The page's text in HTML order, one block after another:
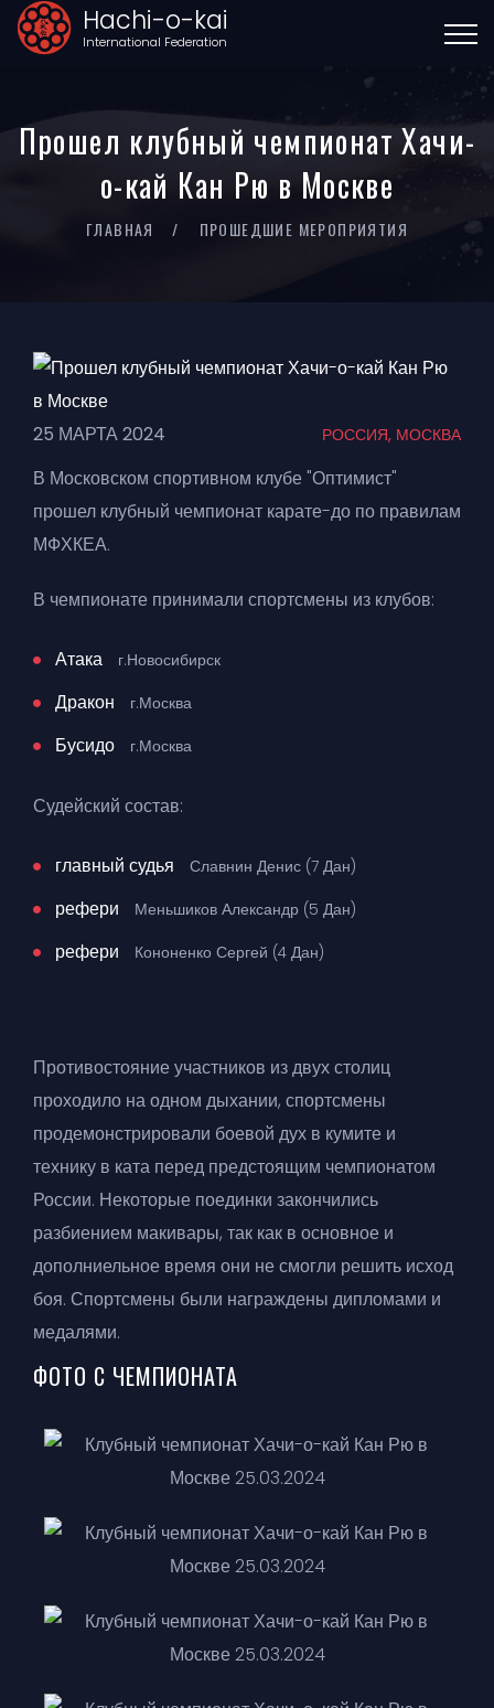
Hachi-o-kai
International Federation
Прошел клубный чемпионат Хачи-
о-кай Кан Рю в Москве
ГЛАВНАЯ ПРОШЕДШИЕ МЕРОПРИЯТИЯ
25 МАРТА 2024 РОССИЯ, МОСКВА
В Московском спортивном клубе "Оптимист"
прошел клубный чемпионат карате-до по правилам
МФХКЕА.
В чемпионате принимали спортсмены из клубов:
Атака г.Новосибирск
Дракон г.Москва
Бусидо г.Москва
Судейский состав:
главный судья Славнин Денис (7 Дан)
рефери Меньшиков Александр (5 Дан)
рефери Кононенко Сергей (4 Дан)
Противостояние участников из двух столиц
проходило на одном дыхании, спортсмены
продемонстрировали боевой дух в кумите и
технику в ката перед предстоящим чемпионатом
России. Некоторые поединки закончились
разбиением макивары, так как в основное и
дополниельное время они не смогли решить исход
боя. Спортсмены были награждены дипломами и
медалями.
ФОТО С ЧЕМПИОНАТА